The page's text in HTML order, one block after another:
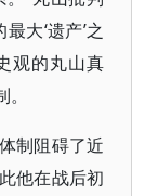
大‘遗产’之
观的丸山真
制阻碍了近
他在战后初